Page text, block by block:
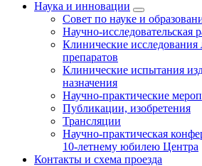
Наука и инновации
Совет по науке и
Научно-исследовательская
Клинические исследования
препаратов
Клинические испытания
назначения
Научно-практические
Публикации, изобретения
Трансляции
Научно-практическая
10-летнему юбилею Центра
Контакты и схема проезда